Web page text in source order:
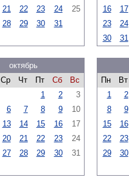
21 22 23 24
25
28 29 30 31
16
17
23
24
30
31
октябрь
Ср Чт Пт Сб
Вс
1
2
3
6 7 8 9
10
13 14 15 16
17
20 21 22 23
24
27 28 29 30 31
Пн
Вт
1
2
8
9
15
16
22
23
29
30